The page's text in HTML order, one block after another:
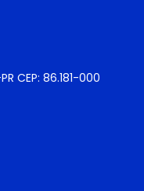
CEP: 86.181-000